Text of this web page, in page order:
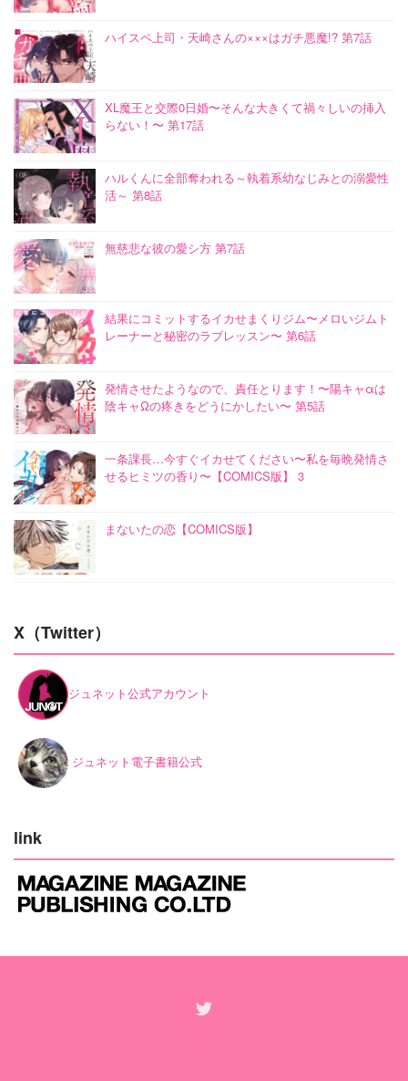
ハイスペ上司・天崎さんの×××はガチ悪魔!? 第7話
XL魔王と交際0日婚〜そんな大きくて禍々しいの挿入
らない！〜 第17話
ハルくんに全部奪われる～執着系幼なじみとの溺愛性
活～ 第8話
無慈悲な彼の愛シ方 第7話
結果にコミットするイカせまくりジム〜メロいジムト
レーナーと秘密のラブレッスン〜 第6話
発情させたようなので、責任とります！〜陽キャαは
陰キャΩの疼きをどうにかしたい〜 第5話
一条課長…今すぐイカせてください〜私を毎晩発情さ
せるヒミツの香り〜【COMICS版】 3
まないたの恋【COMICS版】
X（Twitter）
ジュネット公式アカウント
ジュネット電子書籍公式
link